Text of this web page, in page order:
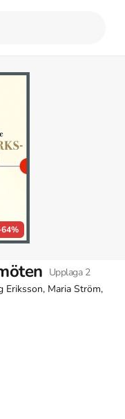
Upplaga 2
Eriksson, Maria Ström,